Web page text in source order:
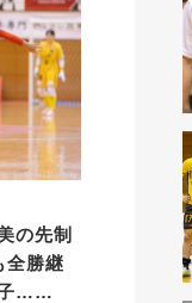
の先制
全勝継
子……